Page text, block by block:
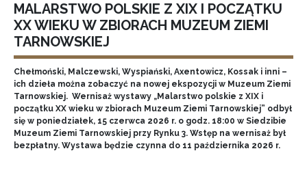
MALARSTWO POLSKIE Z XIX I POCZĄTKU
XX WIEKU W ZBIORACH MUZEUM ZIEMI
TARNOWSKIEJ
Chełmoński, Malczewski, Wyspiański, Axentowicz, Kossak i inni –
ich dzieła można zobaczyć na nowej ekspozycji w Muzeum Ziemi
Tarnowskiej. Wernisaż wystawy „Malarstwo polskie z XIX i
początku XX wieku w zbiorach Muzeum Ziemi Tarnowskiej” odbył
się w poniedziałek, 15 czerwca 2026 r. o godz. 18:00 w Siedzibie
Muzeum Ziemi Tarnowskiej przy Rynku 3. Wstęp na wernisaż był
bezpłatny. Wystawa będzie czynna do 11 października 2026 r.